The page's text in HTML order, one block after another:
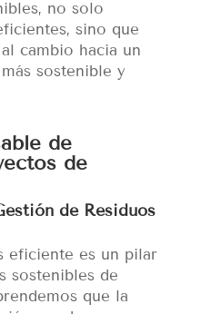
no solo
sino que
cambio hacia un
sostenible y
de
de
de Residuos
eficiente es un pilar
sostenibles de
que la